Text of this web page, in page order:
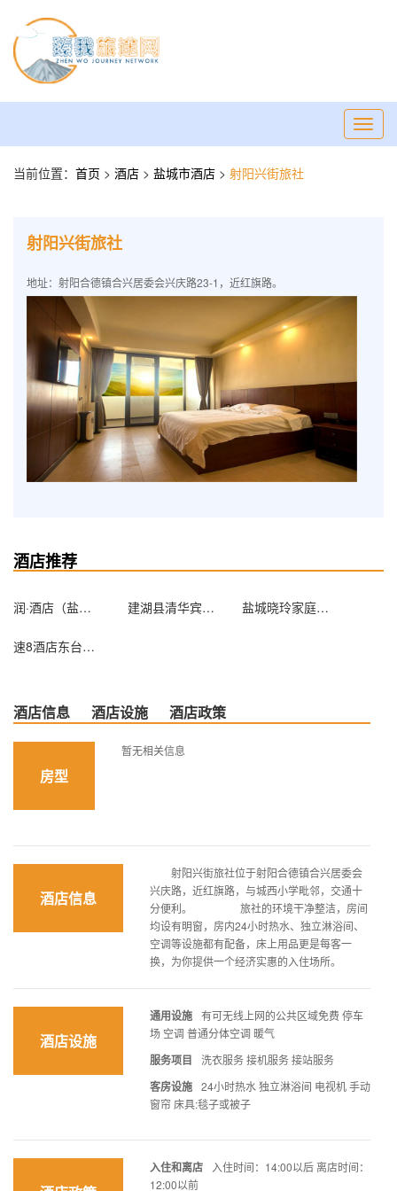
当前位置： 首页 > 酒店 > 盐城市酒店 > 射阳兴街旅社
射阳兴街旅社
地址：射阳合德镇合兴居委会兴庆路23-1，近红旗路。
酒店推荐
润·酒店（盐城南环路店） 建湖县清华宾馆(东区) 盐城晓玲家庭招待所
速8酒店东台海陵南路店
酒店信息 酒店设施 酒店政策
房型
暂无相关信息
酒店信息
射阳兴街旅社位于射阳合德镇合兴居委会
兴庆路，近红旗路，与城西小学毗邻，交通十
分便利。 旅社的环境干净整洁，房间
均设有明窗，房内24小时热水、独立淋浴间、
空调等设施都有配备，床上用品更是每客一
换，为你提供一个经济实惠的入住场所。
酒店设施
通用设施 有可无线上网的公共区域免费 停车
场 空调 普通分体空调 暖气
服务项目 洗衣服务 接机服务 接站服务
客房设施 24小时热水 独立淋浴间 电视机 手动
窗帘 床具:毯子或被子
入住和离店
入住时间：14:00以后 离店时间：
12:00以前